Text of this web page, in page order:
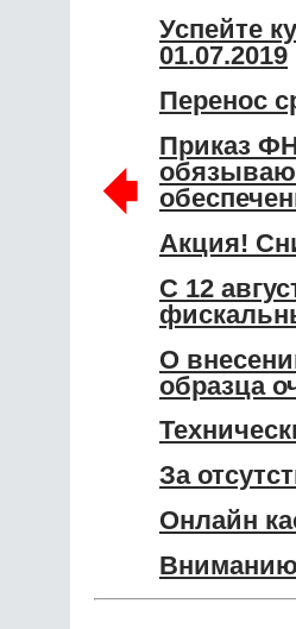
Успейте
01.07.2019
Перенос
Приказ
Акция!
С 12
О
образца
За
Онлайн
Вниманию
🠸